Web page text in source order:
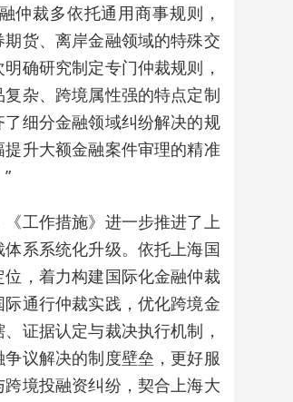
仲裁多依托通用商事规则，
期货、离岸金融领域的特殊交
确研究制定专门仲裁规则，
复杂、跨境属性强的特点定制
了细分金融领域纠纷解决的规
提升大额金融案件审理的精准
工作措施》进一步推进了上
体系系统化升级。依托上海国
位，着力构建国际化金融仲裁
际通行仲裁实践，优化跨境金
证据认定与裁决执行机制，
议解决的制度壁垒，更好服
跨境投融资纠纷，契合上海大